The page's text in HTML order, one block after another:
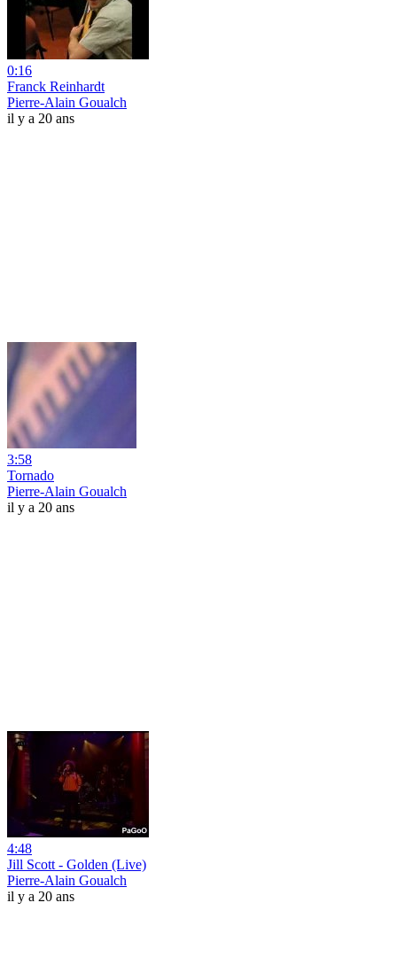
0:16
Franck Reinhardt
Pierre-Alain Goualch
il y a 20 ans
3:58
Tornado
Pierre-Alain Goualch
il y a 20 ans
4:48
Jill Scott - Golden (Live)
Pierre-Alain Goualch
il y a 20 ans